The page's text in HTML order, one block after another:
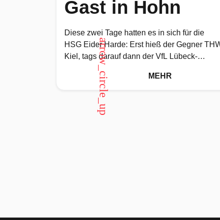
Gast in Hohn
Diese zwei Tage hatten es in sich für die
HSG Eider Harde: Erst hieß der Gegner
Kiel, tags darauf dann der VfL Lübeck-
Schwartau. Viel
arrow_circle_up MEHR